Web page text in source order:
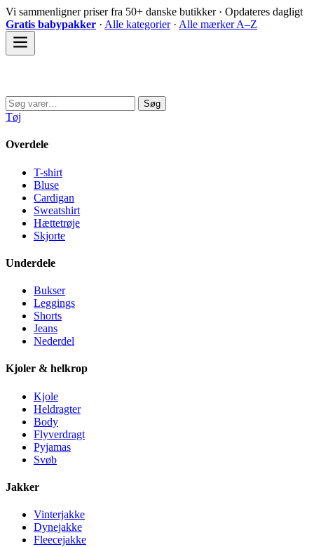
Spring
til
indhold
Vi sammenligner priser fra 50+ danske butikker · Opdateres dagligt
Gratis babypakker · Alle kategorier· Alle mærker A–Z
Søg
efter:
Søg
Tøj
Overdele
T-shirt
Bluse
Cardigan
Sweatshirt
Hættetrøje
Skjorte
Underdele
Bukser
Leggings
Shorts
Jeans
Nederdel
Kjoler & helkrop
Kjole
Heldragter
Body
Flyverdragt
Pyjamas
Svøb
Jakker
Vinterjakke
Dynejakke
Fleecejakke